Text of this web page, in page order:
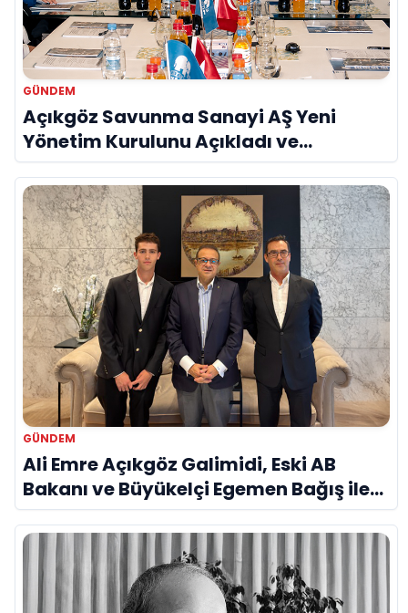
GÜNDEM
Açıkgöz Savunma Sanayi AŞ Yeni
Yönetim Kurulunu Açıkladı ve
Savunma Sanayinde Küresel Vizyon
Vurgusu
GÜNDEM
Ali Emre Açıkgöz Galimidi, Eski AB
Bakanı ve Büyükelçi Egemen Bağış ile
Bir Araya Geldi